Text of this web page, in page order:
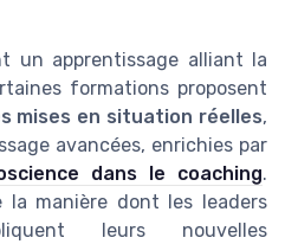
un apprentissage alliant la
formations proposent
mises en situation réelles,
avancées, enrichies par
dans le coaching.
manière dont les leaders
leurs nouvelles